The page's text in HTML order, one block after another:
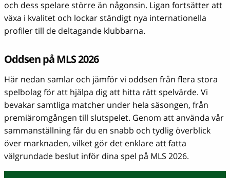
och dess spelare större än någonsin. Ligan fortsätter att
växa i kvalitet och lockar ständigt nya internationella
profiler till de deltagande klubbarna.
Oddsen på MLS 2026
Här nedan samlar och jämför vi oddsen från flera stora
spelbolag för att hjälpa dig att hitta rätt spelvärde. Vi
bevakar samtliga matcher under hela säsongen, från
premiäromgången till slutspelet. Genom att använda vår
sammanställning får du en snabb och tydlig överblick
över marknaden, vilket gör det enklare att fatta
välgrundade beslut inför dina spel på MLS 2026.